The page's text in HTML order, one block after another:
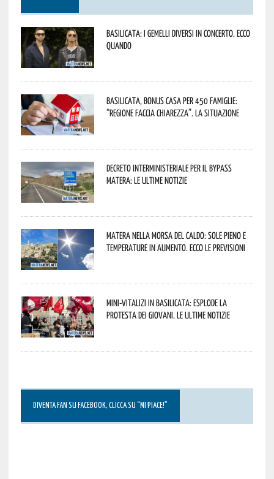
Basilicata: i Gemelli DiVersi in concerto. Ecco
quando
Basilicata, Bonus casa per 450 famiglie:
“Regione faccia chiarezza”. La situazione
Decreto interministeriale per il Bypass
Matera: le ultime notizie
Matera nella morsa del caldo: sole pieno e
temperature in aumento. Ecco le previsioni
Mini-vitalizi in Basilicata: esplode la
protesta dei giovani. Le ultime notizie
DIVENTA FAN SU FACEBOOK, CLICCA SU “MI PIACE!”